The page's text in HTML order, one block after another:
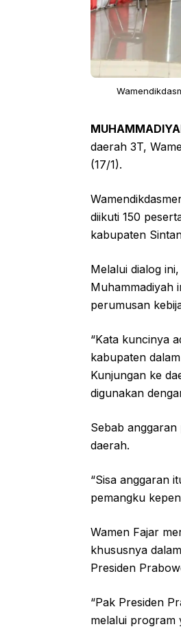
daerah 3T,
(17/1).
diikuti 150
kabupaten
Melalui dialog
Muhammadiyah
perumusan
“Kata kuncinya
kabupaten
Kunjungan ke
digunakan
Sebab
daerah.
“Sisa anggaran
pemangku
Wamen Fajar
khususnya
Presiden
“Pak Presiden
melalui program